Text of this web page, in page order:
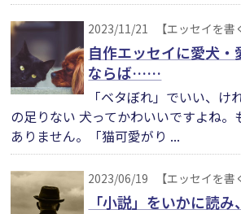
2023/11/21 【エッセイを書
自作エッセイに愛犬・
ならば……
「ベタぼれ」でいい、け
の足りない 犬ってかわいいですよね。
ありません。「猫可愛がり ...
2023/06/19 【エッセイを書
「小説」をいかに読